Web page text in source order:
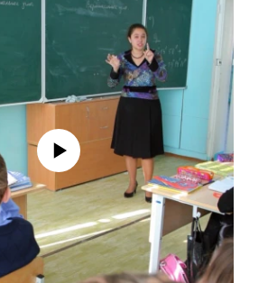
source currently available